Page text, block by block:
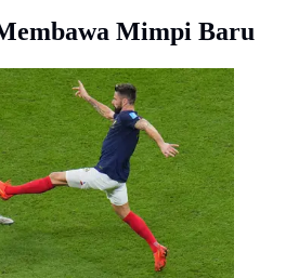
Mimpi Baru